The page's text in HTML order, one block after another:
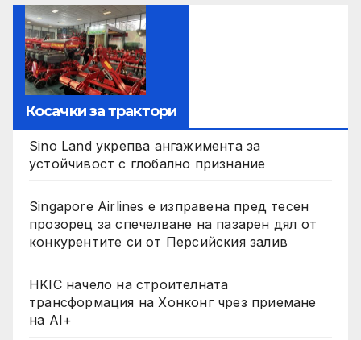
Косачки за трактори
Sino Land укрепва ангажимента за
устойчивост с глобално признание
Singapore Airlines е изправена пред тесен
прозорец за спечелване на пазарен дял от
конкурентите си от Персийския залив
HKIC начело на строителната
трансформация на Хонконг чрез приемане
на AI+